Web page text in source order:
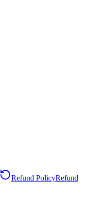
Refund PolicyRefund